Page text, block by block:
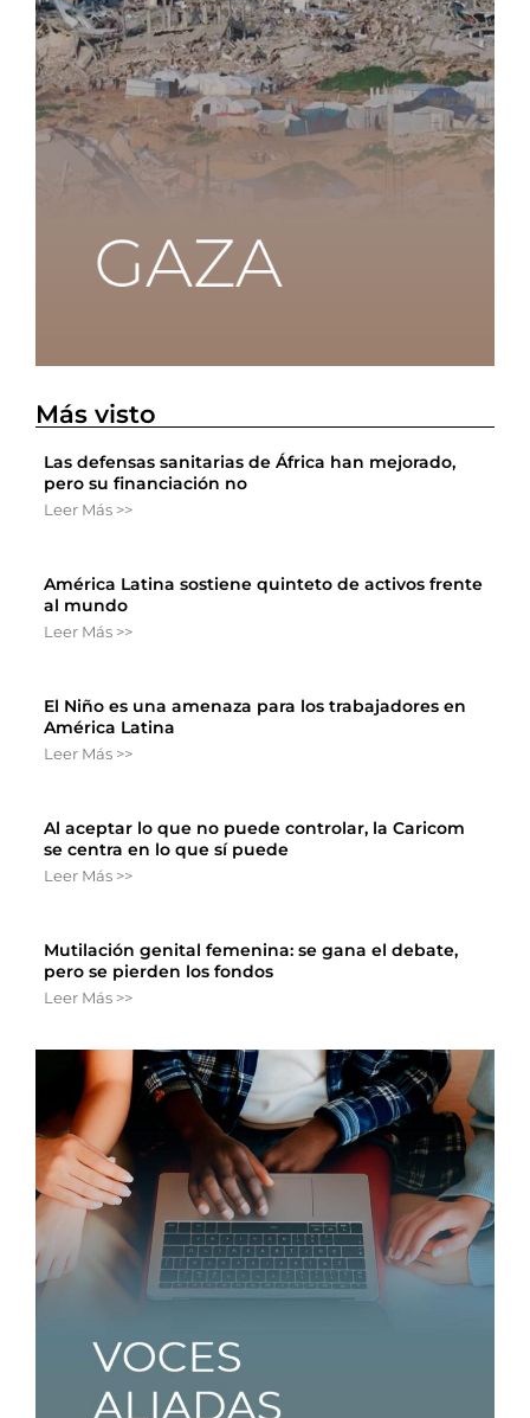
Más visto
Las defensas sanitarias de África han mejorado,
pero su financiación no
Leer Más >>
América Latina sostiene quinteto de activos frente
al mundo
Leer Más >>
El Niño es una amenaza para los trabajadores en
América Latina
Leer Más >>
Al aceptar lo que no puede controlar, la Caricom
se centra en lo que sí puede
Leer Más >>
Mutilación genital femenina: se gana el debate,
pero se pierden los fondos
Leer Más >>